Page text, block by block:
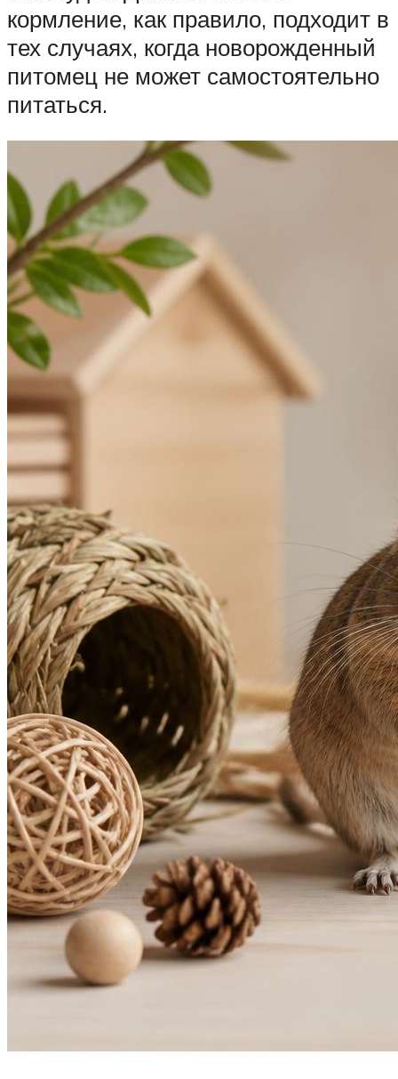
кормление, как правило, подходит в
тех случаях, когда новорожденный
питомец не может самостоятельно
питаться.